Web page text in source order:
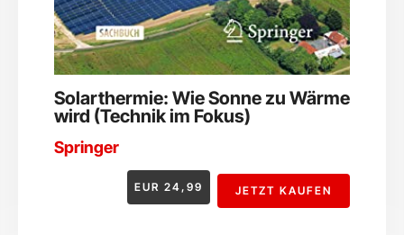
Solarthermie: Wie Sonne zu Wärme
wird (Technik im Fokus)
Springer
EUR 24,99 JETZT KAUFEN